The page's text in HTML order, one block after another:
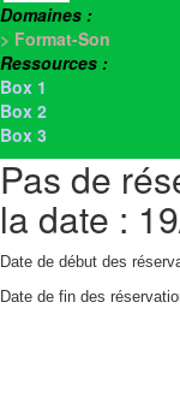
Domaines :
> Format-Son
Ressources :
Box 1
Box 2
Box 3
Pas de
la date :
Date de début des
Date de fin des